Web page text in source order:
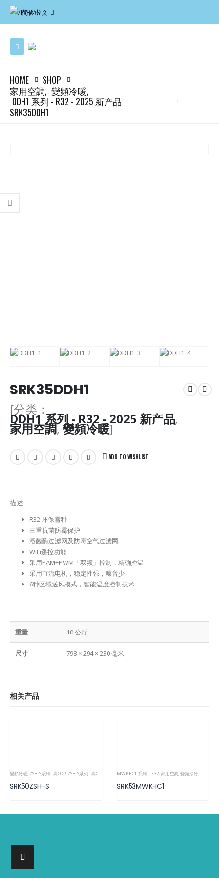
简体中文
HOME
SHOP
家用空調, 變頻冷暖,
DDH1 系列 - R32 - 2025 新产品
SRK35DDH1
SRK35DDH1
[分类：
DDH1 系列 - R32 - 2025 新产品,
家用空調,變頻冷暖]
ADD TO WISHLIST
描述
R32 环保雪种
三重抗菌防霉保护
溶菌酶过滤网及防霉空气过滤网
WiFi遥控功能
采用PAM+PWM「双频」控制，精确控温
采用直流电机，稳定性强，噪音少
6种区域送风模式，智能温度控制技术
重量 10 公斤
尺寸 798 × 294 × 230 毫米
相关产品
變頻冷暖, ZSH-S系列 - 高COP, ZSH-S系列 - 高COP 變頻冷暖,變頻冷暖
SRK50ZSH-S
MWKHC1 系列 – R32,家用空調,變頻淨冷
SRK53MWKHC1